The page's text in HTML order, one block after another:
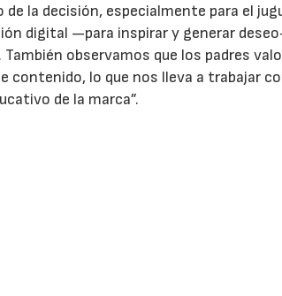
la decisión, especialmente para el
digital —para inspirar y generar
observamos que los padres
contenido, lo que nos lleva a trabajar
de la marca”.